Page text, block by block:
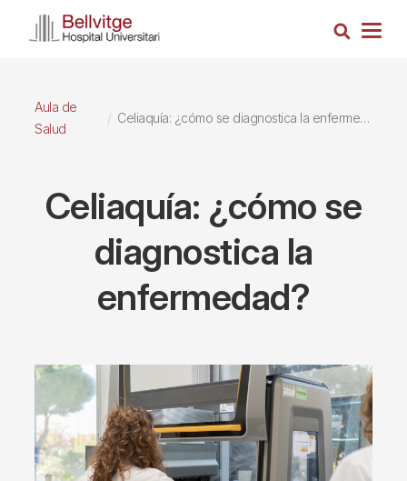
Busca
Aula de
Salud
Celiaquía: ¿cómo se diagnostica la enfermedad?
Celiaquía: ¿cómo se
diagnostica la
enfermedad?
Imagen